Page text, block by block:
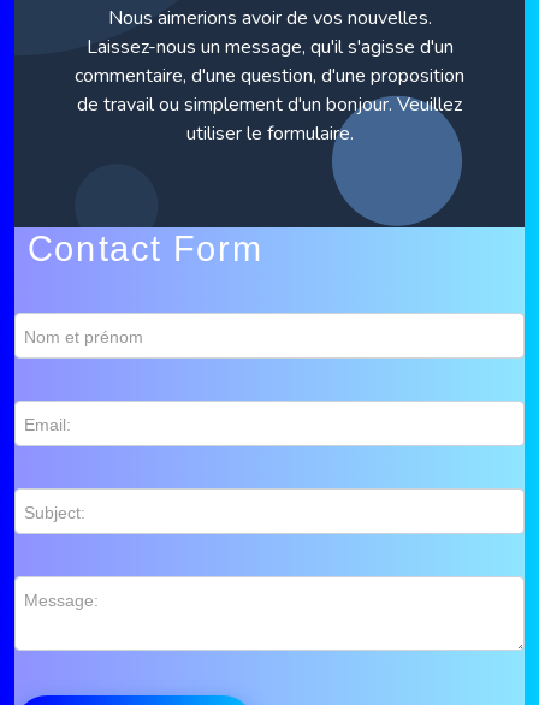
Nous aimerions avoir de vos nouvelles.
Laissez-nous un message, qu'il s'agisse d'un
commentaire, d'une question, d'une proposition
de travail ou simplement d'un bonjour. Veuillez
utiliser le formulaire.
Contact Form
Nom et prénom
Email:
Subject:
Message: